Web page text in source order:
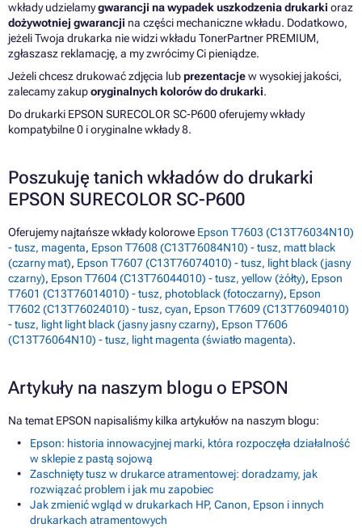
wkłady udzielamygwarancji na wypadek uszkodzenia drukarki oraz
dożywotniej gwarancji na części mechaniczne wkładu. Dodatkowo,
jeżeli Twoja drukarka nie widzi wkładu TonerPartner PREMIUM,
zgłaszasz reklamację, a my zwrócimy Ci pieniądze.
Jeżeli chcesz drukować zdjęcia lubprezentacjew wysokiej jakości,
zalecamy zakuporyginalnych kolorów do drukarki.
Do drukarki EPSON SURECOLOR SC-P600 oferujemy wkłady
kompatybilne 0 i oryginalne wkłady 8.
Poszukuję tanich wkładów do drukarki
EPSON SURECOLOR SC-P600
Oferujemy najtańsze wkłady kolorowe Epson T7603 (C13T76034N10)
- tusz, magenta, Epson T7608 (C13T76084N10) - tusz, matt black
(czarny mat), Epson T7607 (C13T76074010) - tusz, light black (jasny
czarny), Epson T7604 (C13T76044010) - tusz, yellow (żółty), Epson
T7601 (C13T76014010) - tusz, photoblack (fotoczarny), Epson
T7602 (C13T76024010) - tusz, cyan, Epson T7609 (C13T76094010)
- tusz, light light black (jasny jasny czarny), Epson T7606
(C13T76064N10) - tusz, light magenta (światło magenta).
Artykuły na naszym blogu o EPSON
Na temat EPSON napisaliśmy kilka artykułów na naszym blogu:
Epson: historia innowacyjnej marki, która rozpoczęła działalność
w sklepie z pastą sojową
Zaschnięty tusz w drukarce atramentowej: doradzamy, jak
rozwiązać problem i jak mu zapobiec
Jak zmienić wgląd w drukarkach HP, Canon, Epson i innych
drukarkach atramentowych